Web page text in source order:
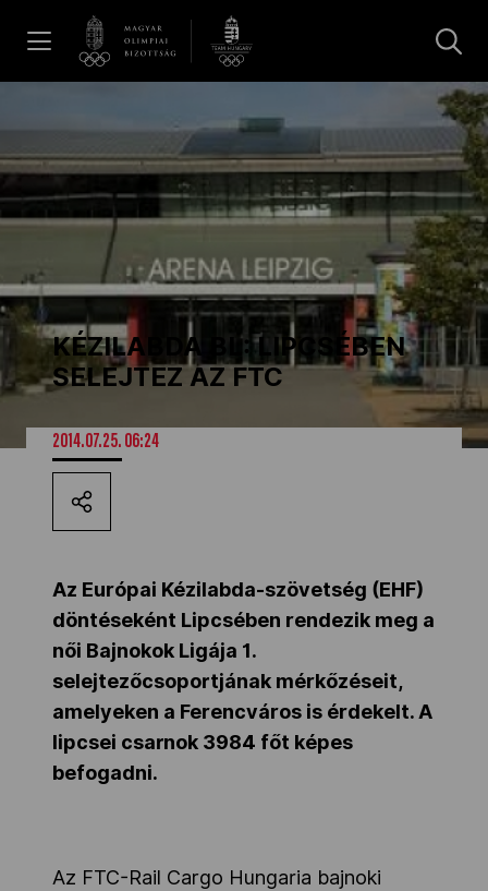
Hírek
Galéria
Dakar 2026
Los Angeles 2028
MOB
Kettőskarrier-program
NOB
Társszervezetek
OVEP
KÉZILABDA BL: LIPCSÉBEN
SELEJTEZ AZ FTC
2014.07.25. 06:24
Az Európai Kézilabda-szövetség (EHF)
döntéseként Lipcsében rendezik meg a
női Bajnokok Ligája 1.
selejtezőcsoportjának mérkőzéseit,
amelyeken a Ferencváros is érdekelt. A
lipcsei csarnok 3984 főt képes
befogadni.
Az FTC-Rail Cargo Hungaria bajnoki